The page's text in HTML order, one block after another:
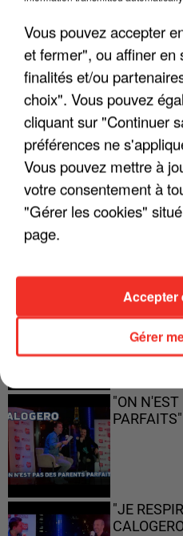
LES INTERVIEWS
FRANCE
"JE SUIS
ENFOIRÉS"
"ON A
"ON N'EST
PARFAITS"
"JE
Vous pouvez accepter
et fermer", ou affiner en
finalités et/ou
choix". Vous pouvez
cliquant sur "Continuer
préférences ne
Vous pouvez mettre à
votre consentement à
"Gérer les cookies"
page.
Gérer
Accepter